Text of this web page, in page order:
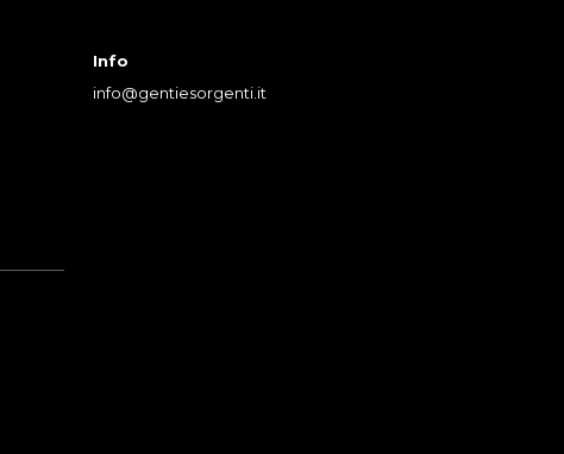
Info
info@gentiesorgenti.it